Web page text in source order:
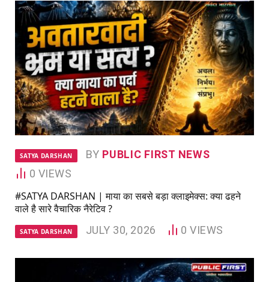
SATYA DARSHAN BY PUBLIC FIRST NEWS
0 VIEWS
#SATYA DARSHAN | माया का सबसे बड़ा क्लाइमेक्स: क्या ढहने
वाले है सारे वैचारिक नैरेटिव ?
SATYA DARSHAN JULY 30, 2026 0VIEWS